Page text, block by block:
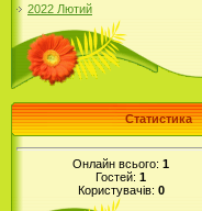
2022 Лютий
Статистика
Онлайн всього: 1
Гостей: 1
Користувачів: 0